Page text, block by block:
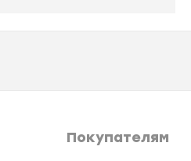
Покупателям